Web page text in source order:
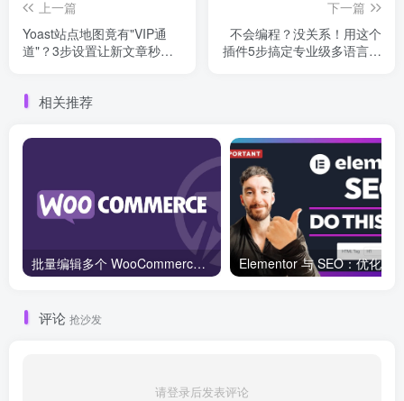
上一篇
Yoast站点地图竟有"VIP通
道"？3步设置让新文章秒收
下一篇
不会编程？没关系！用这个
插件5步搞定专业级多语言网
相关推荐
批量编辑多个 WooCommerce 产品变体价格的 2 个方法？
评论 抢沙发
请登录后发表评论